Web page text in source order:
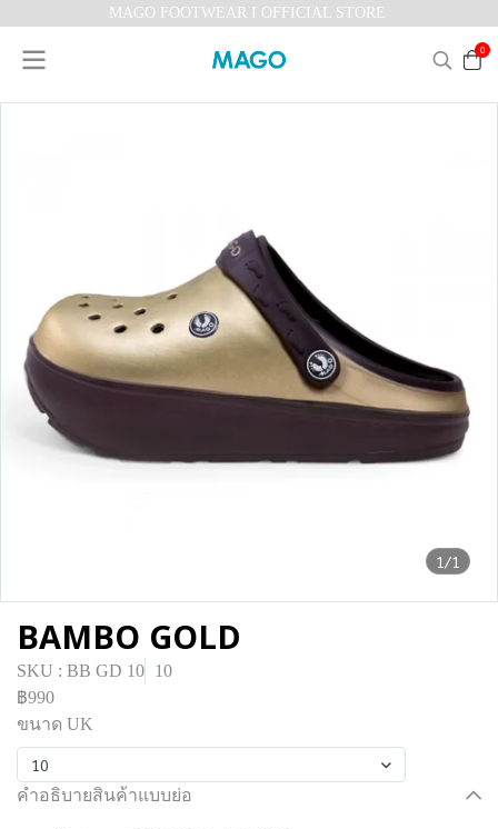
MAGO FOOTWEAR I OFFICIAL STORE
0
1/1
BAMBO GOLD
SKU : BB GD 10 10
฿990
ขนาด UK
10
คำอธิบายสินค้าแบบย่อ